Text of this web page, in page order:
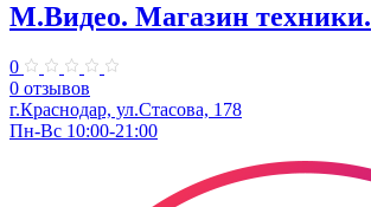
М.Видео. Магазин техники.
0
0 отзывов
г.Краснодар, ул.​Стасова, 178
Пн-Вс 10:00-21:00